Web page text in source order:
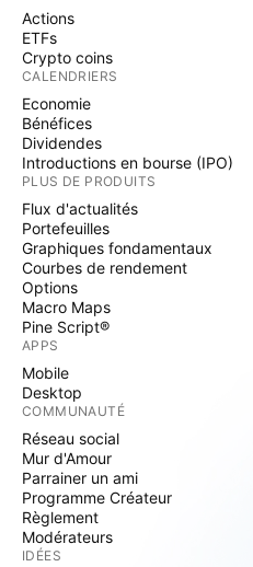
Actions
ETFs
Crypto coins
CALENDRIERS
Economie
Bénéfices
Dividendes
Introductions en bourse (IPO)
PLUS DE PRODUITS
Flux d'actualités
Portefeuilles
Graphiques fondamentaux
Courbes de rendement
Options
Macro Maps
Pine Script®
APPS
Mobile
Desktop
COMMUNAUTÉ
Réseau social
Mur d'Amour
Parrainer un ami
Programme Créateur
Règlement
Modérateurs
IDÉES